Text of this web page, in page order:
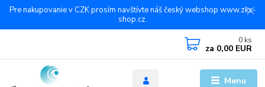
Pre nakupovanie v CZK prosím navštívte náš český webshop www.zks-
shop.cz.
Menu
0 ks
za 0,00 EUR